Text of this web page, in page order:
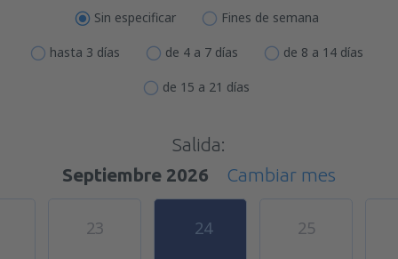
Sin especificar Fines de semana
hasta 3 días de 4 a 7 días de 8 a 14 días
de 15 a 21 días
Salida:
Septiembre 2026
Cambiar mes
23 24 25